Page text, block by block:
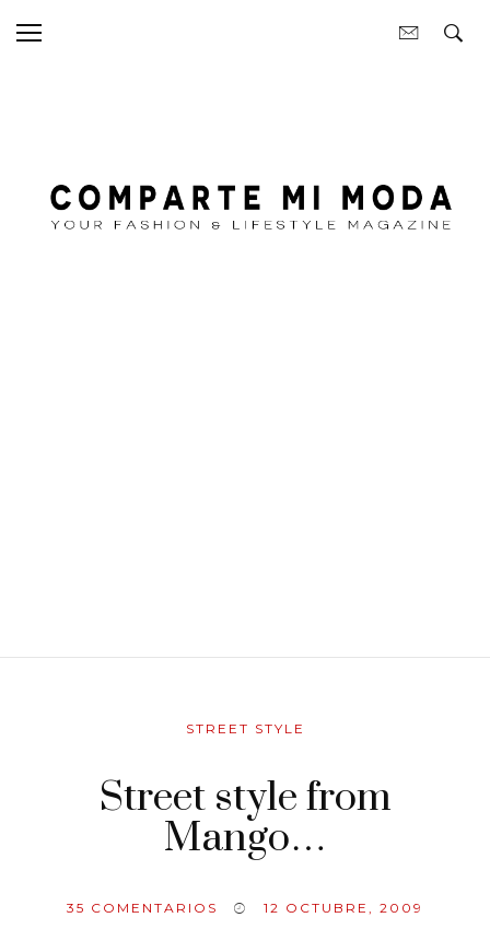
STREET STYLE
Street style from
Mango…
35 COMENTARIOS 12 OCTUBRE, 2009